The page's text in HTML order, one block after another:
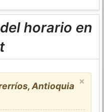
horario en
×
Antioquia